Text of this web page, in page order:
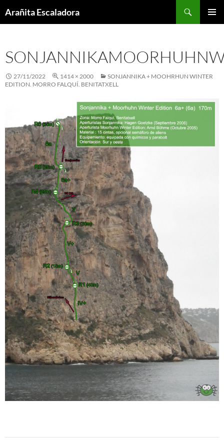
toArañita Escaladora
27/11/2022 1414 × 2000
SONJANNIKA + MOOHRHUN WINTER
EDITION. MORRO FALQUÍ. BENITATXELL